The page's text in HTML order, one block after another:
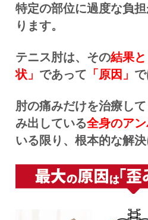
特定の部位に過度な負
ります。
テニス肘は、その結果
状」 であって 「原因」
肘の痛みだけを治療し
み出している全身のア
いる限り、根本的な解決